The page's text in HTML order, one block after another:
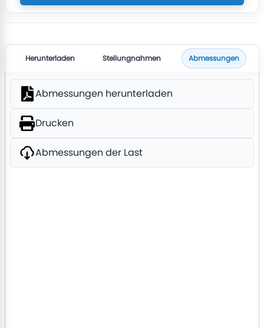
Herunterladen Stellungnahmen Abmessungen
Abmessungen herunterladen
Drucken
Abmessungen der Last